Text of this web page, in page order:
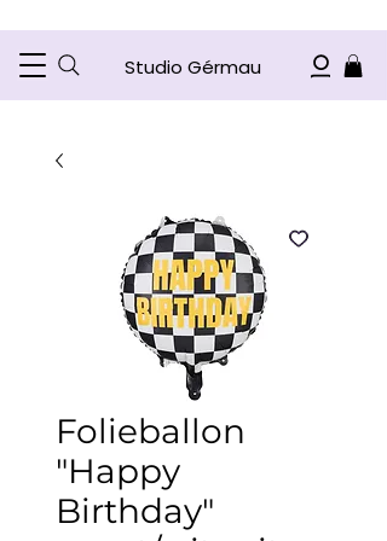
Studio Gérmau
Folieballon
"Happy
Birthday"